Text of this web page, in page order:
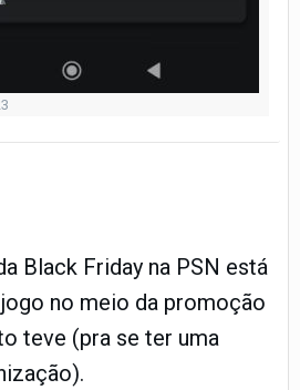
Black Friday na PSN está
no meio da promoção
teve (pra se ter uma